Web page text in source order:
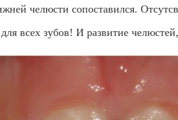
челюсти сопоставился.
всех зубов! И развитие